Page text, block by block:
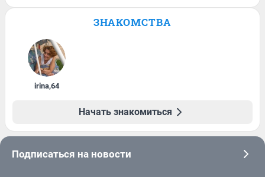
ЗНАКОМСТВА
irina,64
Начать знакомиться
Подписаться на новости